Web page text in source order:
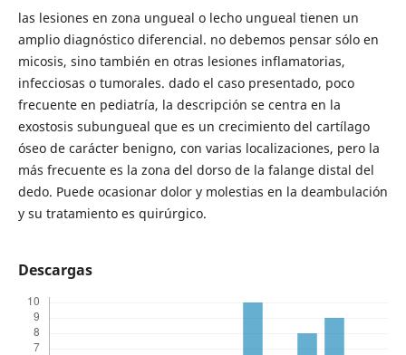
las lesiones en zona ungueal o lecho ungueal tienen un
amplio diagnóstico diferencial. no debemos pensar sólo en
micosis, sino también en otras lesiones inflamatorias,
infecciosas o tumorales. dado el caso presentado, poco
frecuente en pediatría, la descripción se centra en la
exostosis subungueal que es un crecimiento del cartílago
óseo de carácter benigno, con varias localizaciones, pero la
más frecuente es la zona del dorso de la falange distal del
dedo. Puede ocasionar dolor y molestias en la deambulación
y su tratamiento es quirúrgico.
Descargas